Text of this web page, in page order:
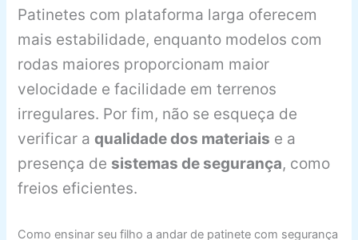
Patinetes com plataforma larga oferecem
mais estabilidade, enquanto modelos com
rodas maiores proporcionam maior
velocidade e facilidade em terrenos
irregulares. Por fim, não se esqueça de
verificar aqualidade dos materiais e a
presença de sistemas de segurança, como
freios eficientes.
Como ensinar seu filho a andar de patinete com segurança